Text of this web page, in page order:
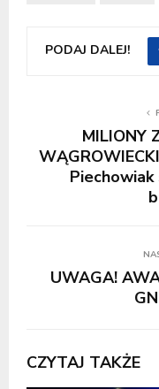
PODAJ DALEJ!
MILIONY
UWAGA!
CZYTAJ TAKŻE